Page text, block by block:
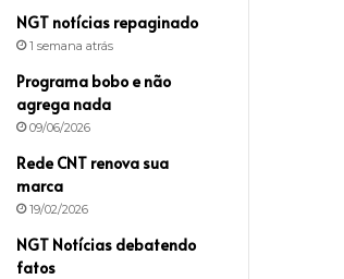
NGT notícias repaginado
1 semana atrás
Programa bobo e não
agrega nada
09/06/2026
Rede CNT renova sua
marca
19/02/2026
NGT Notícias debatendo
fatos